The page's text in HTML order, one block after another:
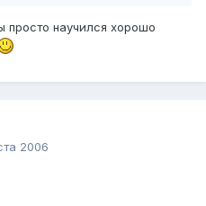
просто научился хорошо
2006